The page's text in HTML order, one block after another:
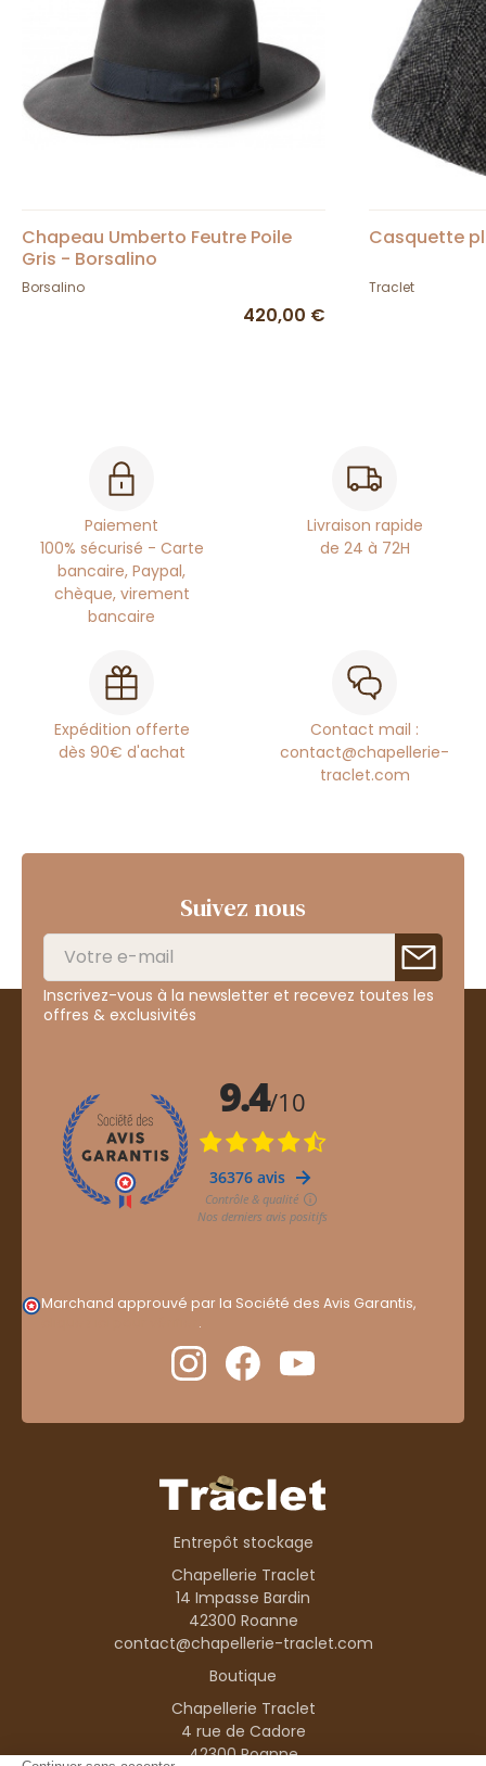
Chapeau Umberto Feutre Poile
Gris - Borsalino
Borsalino
420,00 €
Casquette
Traclet
Paiement
100% sécurisé - Carte
bancaire, Paypal,
chèque, virement
bancaire
Livraison rapide
de 24 à 72H
Expédition offerte
dès 90€ d'achat
Contact mail :
contact@chapellerie-
traclet.com
Suivez nous
Inscrivez-vous à la newsletter et recevez toutes les
offres & exclusivités
Marchand approuvé par la Société des Avis Garantis,
.
Entrepôt stockage
Chapellerie Traclet
14 Impasse Bardin
42300 Roanne
contact@chapellerie-traclet.com
Boutique
Chapellerie Traclet
4 rue de Cadore
42300 Roanne